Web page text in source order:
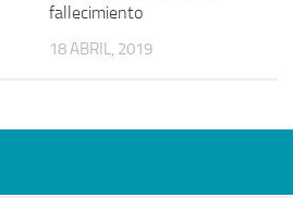
fallecimiento
18 ABRIL, 2019